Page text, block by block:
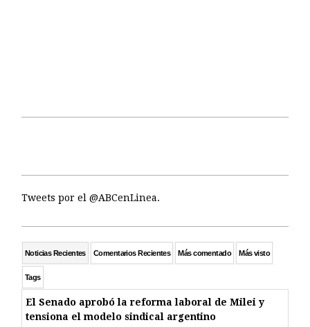
Tweets por el @ABCenLinea.
Noticias Recientes Comentarios Recientes Más comentado Más visto
Tags
El Senado aprobó la reforma laboral de Milei y
tensiona el modelo sindical argentino